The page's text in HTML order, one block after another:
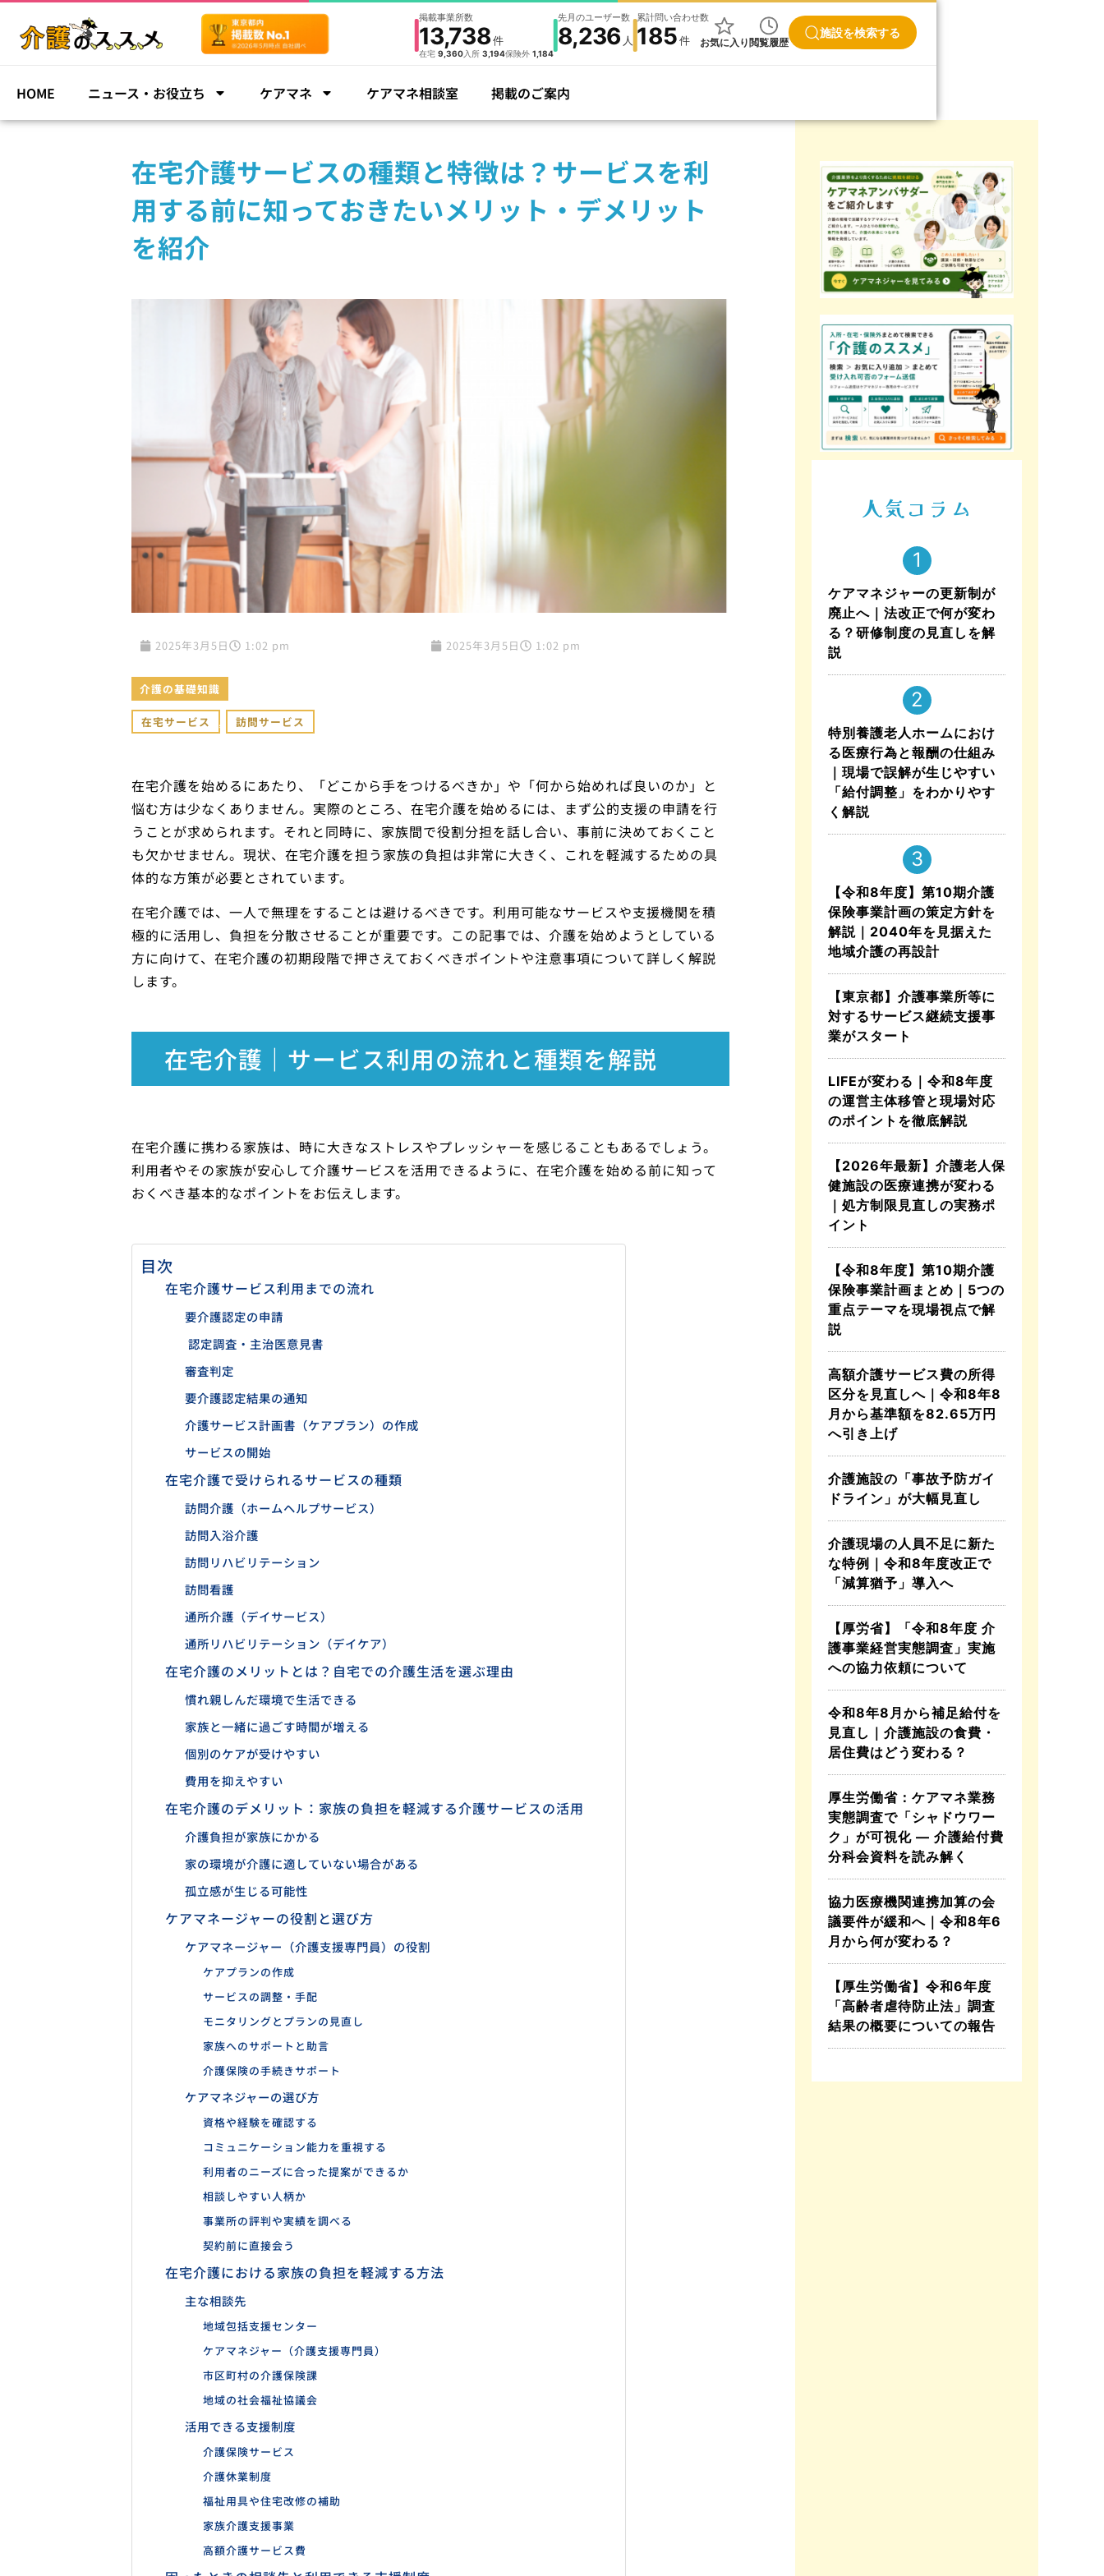
掲載事業所数
13,738件
在宅 9,360入所 3,194保険外 1,184
先月のユーザー数
8,236 人
累計問い合わせ数
185件 お気に入り閲覧履歴
施設を検索する
HOME ニュース・お役立ち ケアマネ ケアマネ相談室 掲載のご案内
在宅介護サービスの種類と特徴は？サービスを利
用する前に知っておきたいメリット・デメリット
を紹介
2025年3月5日 1:02 pm 2025年3月5日 1:02 pm
介護の基礎知識
在宅サービス , 訪問サービス
在宅介護を始めるにあたり、「どこから手をつけるべきか」や「何から始めれば良いのか」と
悩む方は少なくありません。実際のところ、在宅介護を始めるには、まず公的支援の申請を行
うことが求められます。それと同時に、家族間で役割分担を話し合い、事前に決めておくこと
も欠かせません。現状、在宅介護を担う家族の負担は非常に大きく、これを軽減するための具
体的な方策が必要とされています。
在宅介護では、一人で無理をすることは避けるべきです。利用可能なサービスや支援機関を積
極的に活用し、負担を分散させることが重要です。この記事では、介護を始めようとしている
方に向けて、在宅介護の初期段階で押さえておくべきポイントや注意事項について詳しく解説
します。
在宅介護｜サービス利用の流れと種類を解説
在宅介護に携わる家族は、時に大きなストレスやプレッシャーを感じることもあるでしょう。
利用者やその家族が安心して介護サービスを活用できるように、在宅介護を始める前に知って
おくべき基本的なポイントをお伝えします。
目次
在宅介護サービス利用までの流れ
要介護認定の申請
認定調査・主治医意見書
審査判定
要介護認定結果の通知
介護サービス計画書（ケアプラン）の作成
サービスの開始
在宅介護で受けられるサービスの種類
訪問介護（ホームヘルプサービス）
訪問入浴介護
訪問リハビリテーション
訪問看護
通所介護（デイサービス）
通所リハビリテーション（デイケア）
在宅介護のメリットとは？自宅での介護生活を選ぶ理由
慣れ親しんだ環境で生活できる
家族と一緒に過ごす時間が増える
個別のケアが受けやすい
費用を抑えやすい
在宅介護のデメリット：家族の負担を軽減する介護サービスの活用
介護負担が家族にかかる
家の環境が介護に適していない場合がある
孤立感が生じる可能性
ケアマネージャーの役割と選び方
ケアマネージャー（介護支援専門員）の役割
ケアプランの作成
サービスの調整・手配
モニタリングとプランの見直し
家族へのサポートと助言
介護保険の手続きサポート
ケアマネジャーの選び方
資格や経験を確認する
コミュニケーション能力を重視する
利用者のニーズに合った提案ができるか
相談しやすい人柄か
事業所の評判や実績を調べる
契約前に直接会う
在宅介護における家族の負担を軽減する方法
主な相談先
地域包括支援センター
ケアマネジャー（介護支援専門員）
市区町村の介護保険課
地域の社会福祉協議会
活用できる支援制度
介護保険サービス
介護休業制度
福祉用具や住宅改修の補助
家族介護支援事業
高額介護サービス費
人気コラム
ケアマネジャーの更新制が
廃止へ｜法改正で何が変わ
る？研修制度の見直しを解
説
特別養護老人ホームにおけ
る医療行為と報酬の仕組み
｜現場で誤解が生じやすい
「給付調整」をわかりやす
く解説
【令和8年度】第10期介護
保険事業計画の策定方針を
解説｜2040年を見据えた
地域介護の再設計
【東京都】介護事業所等に
対するサービス継続支援事
業がスタート
LIFEが変わる｜令和8年度
の運営主体移管と現場対応
のポイントを徹底解説
【2026年最新】介護老人保
健施設の医療連携が変わる
｜処方制限見直しの実務ポ
イント
【令和8年度】第10期介護
保険事業計画まとめ｜5つの
重点テーマを現場視点で解
説
高額介護サービス費の所得
区分を見直しへ｜令和8年8
月から基準額を82.65万円
へ引き上げ
介護施設の「事故予防ガイ
ドライン」が大幅見直し
介護現場の人員不足に新た
な特例｜令和8年度改正で
「減算猶予」導入へ
【厚労省】「令和8年度 介
護事業経営実態調査」実施
への協力依頼について
令和8年8月から補足給付を
見直し｜介護施設の食費・
居住費はどう変わる？
厚生労働省：ケアマネ業務
実態調査で「シャドウワー
ク」が可視化 ― 介護給付費
分科会資料を読み解く
協力医療機関連携加算の会
議要件が緩和へ｜令和8年6
月から何が変わる？
【厚生労働省】令和6年度
「高齢者虐待防止法」調査
結果の概要についての報告